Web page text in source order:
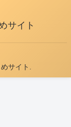
サイト
サイト.